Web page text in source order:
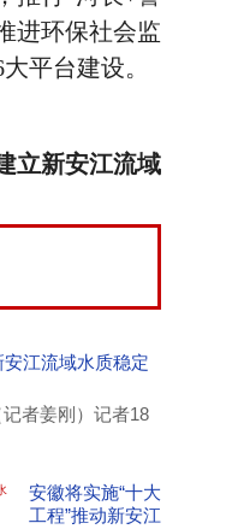
进环保社会监
平台建设。
立新安江流域
安江流域水质稳定
者姜刚）记者18
安徽将实施“十大
工程”推动新安江